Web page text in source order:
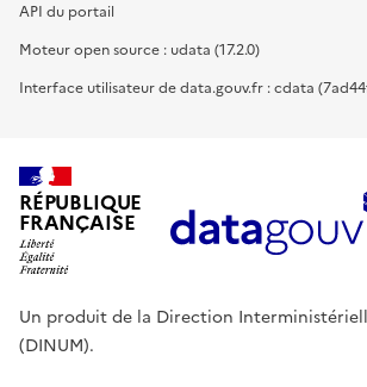
API du portail
Moteur open source : udata (17.2.0)
Interface utilisateur de data.gouv.fr : cdata
RÉPUBLIQUE
FRANÇAISE
Un produit de la Direction
(DINUM).